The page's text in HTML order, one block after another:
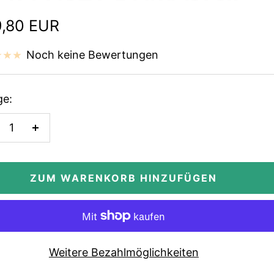
EUR
Noch keine Bewertungen
ZUM WARENKORB HINZUFÜGEN
Weitere Bezahlmöglichkeiten